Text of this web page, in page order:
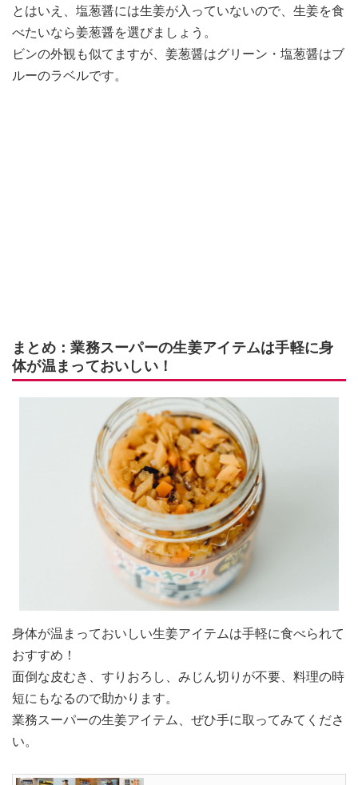
とはいえ、塩葱醤には生姜が入っていないので、生姜を食
べたいなら姜葱醤を選びましょう。
ビンの外観も似てますが、姜葱醤はグリーン・塩葱醤はブ
ルーのラベルです。
まとめ：業務スーパーの生姜アイテムは手軽に身
体が温まっておいしい！
身体が温まっておいしい生姜アイテムは手軽に食べられて
おすすめ！
面倒な皮むき、すりおろし、みじん切りが不要、料理の時
短にもなるので助かります。
業務スーパーの生姜アイテム、ぜひ手に取ってみてくださ
い。